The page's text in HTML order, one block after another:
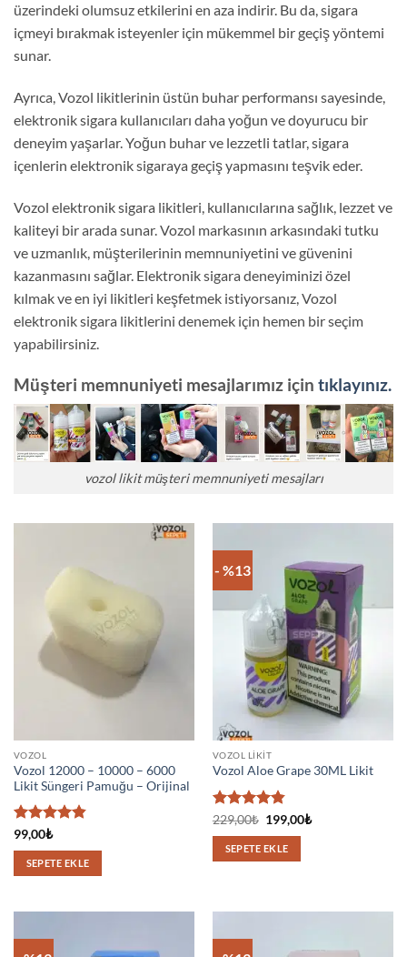
üzerindeki olumsuz etkilerini en aza indirir. Bu da, sigara
içmeyi bırakmak isteyenler için mükemmel bir geçiş yöntemi
sunar.
Ayrıca, Vozol likitlerinin üstün buhar performansı sayesinde,
elektronik sigara kullanıcıları daha yoğun ve doyurucu bir
deneyim yaşarlar. Yoğun buhar ve lezzetli tatlar, sigara
içenlerin elektronik sigaraya geçiş yapmasını teşvik eder.
Vozol elektronik sigara likitleri, kullanıcılarına sağlık, lezzet ve
kaliteyi bir arada sunar. Vozol markasının arkasındaki tutku
ve uzmanlık, müşterilerinin memnuniyetini ve güvenini
kazanmasını sağlar. Elektronik sigara deneyiminizi özel
kılmak ve en iyi likitleri keşfetmek istiyorsanız, Vozol
elektronik sigara likitlerini denemek için hemen bir seçim
yapabilirsiniz.
Müşteri memnuniyeti mesajlarımız için tıklayınız.
vozol likit müşteri memnuniyeti mesajları
VOZOL
Vozol 12000 – 10000 – 6000
Likit Süngeri Pamuğu – Orijinal
5 üzerinden
4.83oy
aldı
99,00₺
SEPETE EKLE
- %13
VOZOL LIKIT
Vozol Aloe Grape 30ML Likit
5 üzerinden
4.83oy
aldı
229,00₺ Orijinal
fiyat:
229,00₺.
199,00₺Şu
SEPETE EKLE